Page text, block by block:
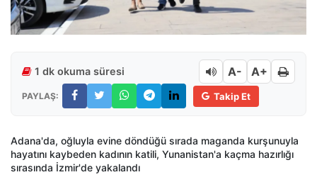
1 dk okuma süresi A- A+
PAYLAŞ: Takip Et
Adana'da, oğluyla evine döndüğü sırada maganda kurşunuyla
hayatını kaybeden kadının katili, Yunanistan'a kaçma hazırlığı
sırasında İzmir'de yakalandı